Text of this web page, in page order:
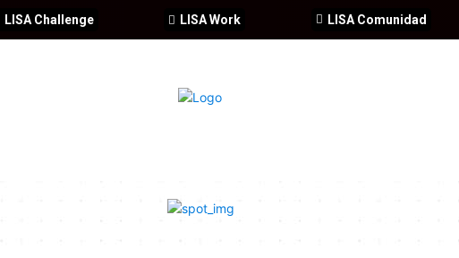
LISA Comunidad
LISA Work
LISA Challenge